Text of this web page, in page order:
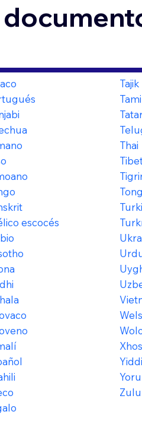
escocés
Tajik
Thai
Zulu